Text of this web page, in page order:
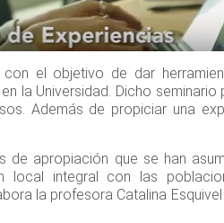
el objetivo de dar
la Universidad. Dicho seminario
Además de propiciar una
de apropiación que se han
local integral con las
la profesora Catalina Esquivel